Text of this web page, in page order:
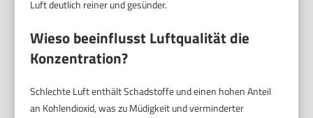
Luft deutlich reiner und gesünder.
Wieso beeinflusst Luftqualität die
Konzentration?
Schlechte Luft enthält Schadstoffe und einen hohen Anteil
an Kohlendioxid, was zu Müdigkeit und verminderter